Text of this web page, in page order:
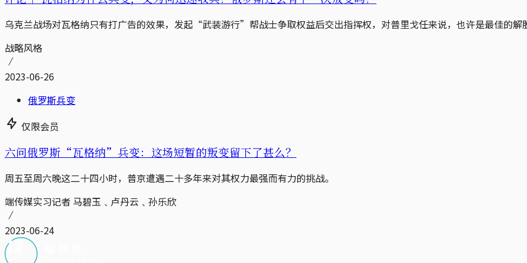
乌克兰战场对瓦格纳只有打广告的效果，发起“武装游行”帮战士争取权益后交出指挥权，对普里戈任来说，也许是最佳的解
战略风格
2023-06-26
俄罗斯兵变
仅限会员
六问俄罗斯“瓦格纳”兵变：这场短暂的叛变留下了甚么？
周五至周六晚这二十四小时，普京遭遇二十多年来对其权力最强而有力的挑战。
端传媒实习记者 马碧玉﹑卢丹云﹑孙乐欣
2023-06-24